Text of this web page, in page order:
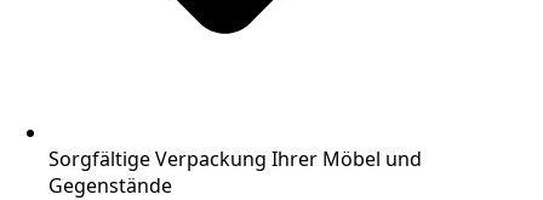
Sorgfältige Verpackung Ihrer Möbel und
Gegenstände